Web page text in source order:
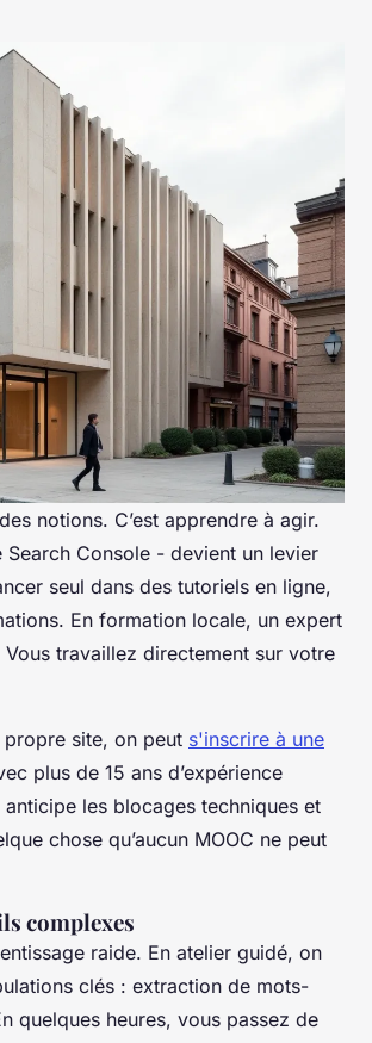
notions. C’est apprendre à agir.
Console - devient un levier
seul dans des tutoriels en ligne,
En formation locale, un expert
travaillez directement sur votre
site, on peut s'inscrire à une
plus de 15 ans d’expérience
les blocages techniques et
chose qu’aucun MOOC ne peut
complexes
raide. En atelier guidé, on
clés : extraction de mots-
quelques heures, vous passez de